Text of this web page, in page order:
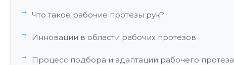
Что такое рабочие протезы рук?
Инновации в области рабочих протезов
Процесс подбора и адаптации рабочего протеза